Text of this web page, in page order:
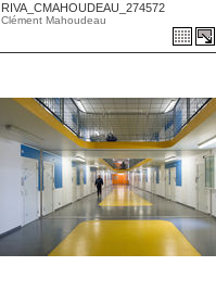
RIVA_CMAHOUDEAU_274572
Clément Mahoudeau